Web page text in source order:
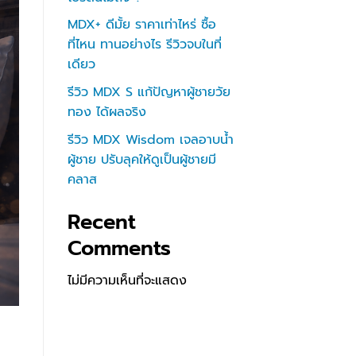
MDX+ ดีมั้ย ราคาเท่าไหร่ ซื้อ
ที่ไหน ทานอย่างไร รีวิวจบในที่
เดียว
รีวิว MDX S แก้ปัญหาผู้ชายวัย
ทอง ได้ผลจริง
รีวิว MDX Wisdom เจลอาบน้ำ
ผู้ชาย ปรับลุคให้ดูเป็นผู้ชายมี
คลาส
Recent
Comments
ไม่มีความเห็นที่จะแสดง